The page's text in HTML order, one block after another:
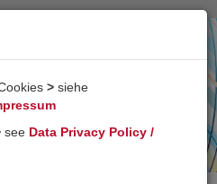
Toggle
> siehe
see Data Privacy Policy /